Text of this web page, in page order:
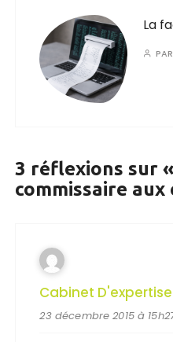
La
3 réflexions sur «
commissaire aux
Cabinet
23 décembre 2015 à